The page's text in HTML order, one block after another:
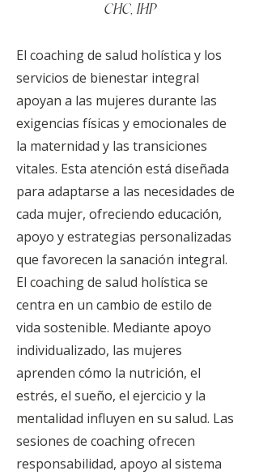
CHC, IHP
El coaching de salud holística y los
servicios de bienestar integral
apoyan a las mujeres durante las
exigencias físicas y emocionales de
la maternidad y las transiciones
vitales. Esta atención está diseñada
para adaptarse a las necesidades de
cada mujer, ofreciendo educación,
apoyo y estrategias personalizadas
que favorecen la sanación integral.
El coaching de salud holística se
centra en un cambio de estilo de
vida sostenible. Mediante apoyo
individualizado, las mujeres
aprenden cómo la nutrición, el
estrés, el sueño, el ejercicio y la
mentalidad influyen en su salud. Las
sesiones de coaching ofrecen
responsabilidad, apoyo al sistema